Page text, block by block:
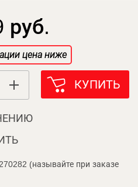
руб.
цена ниже
КУПИТЬ
(называйте при заказе